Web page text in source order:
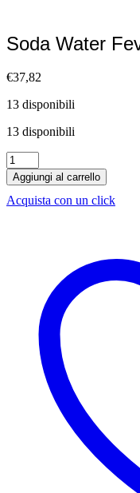
Soda Water
€37,82
13 disponibili
13 disponibili
Soda
Water
Fever
Tree
Aggiungi al carrello
Acquista con un click